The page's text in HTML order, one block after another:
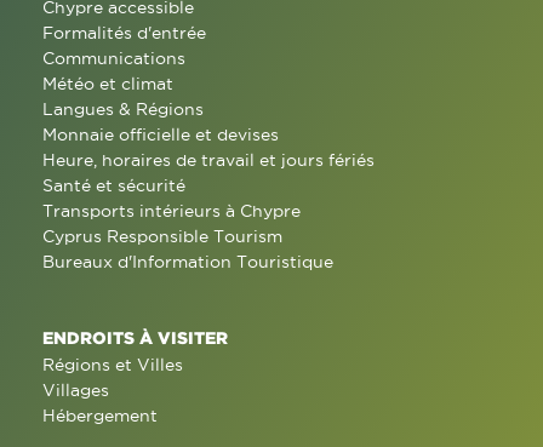
Chypre accessible
Formalités d'entrée
Communications
Météo et climat
Langues & Régions
Monnaie officielle et devises
Heure, horaires de travail et jours fériés
Santé et sécurité
Transports intérieurs à Chypre
Cyprus Responsible Tourism
Bureaux d'Information Touristique
ENDROITS À VISITER
Régions et Villes
Villages
Hébergement